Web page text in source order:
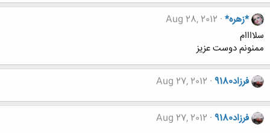
*زهره* Aug 28, 2012
سلاااام
ممنونم دوست عزیز
فرزاد9180 Aug 27, 2012
فرزاد9180 Aug 27, 2012